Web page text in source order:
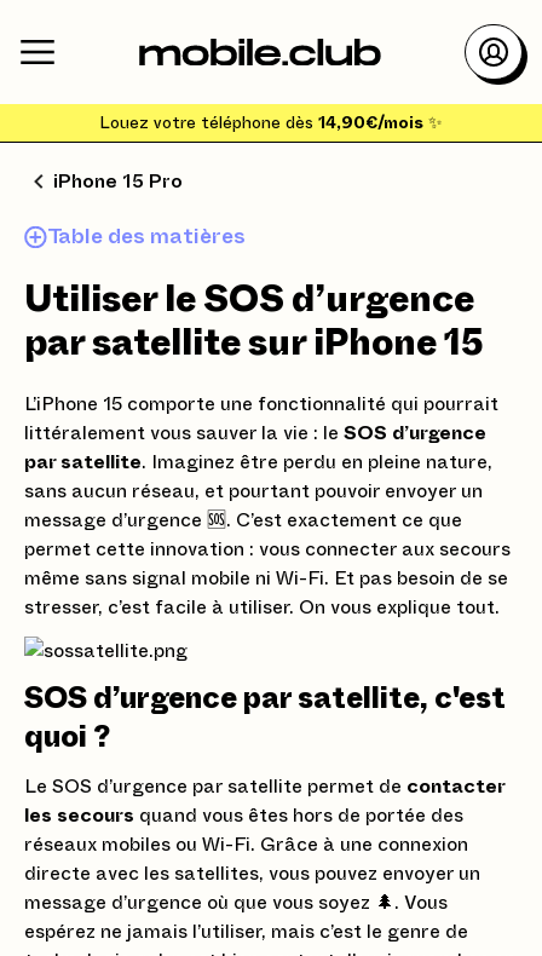
Louez votre téléphone dès 14,90€/mois ✨
iPhone 15 Pro
Table des matières
Utiliser le SOS d’urgence
par satellite sur iPhone 15
L’iPhone 15 comporte une fonctionnalité qui pourrait
littéralement vous sauver la vie : le SOS d’urgence
par satellite. Imaginez être perdu en pleine nature,
sans aucun réseau, et pourtant pouvoir envoyer un
message d’urgence 🆘. C’est exactement ce que
permet cette innovation : vous connecter aux secours
même sans signal mobile ni Wi-Fi. Et pas besoin de se
stresser, c’est facile à utiliser. On vous explique tout.
SOS d’urgence par satellite, c'est
quoi ?
Le SOS d’urgence par satellite permet de contacter
les secours quand vous êtes hors de portée des
réseaux mobiles ou Wi-Fi. Grâce à une connexion
directe avec les satellites, vous pouvez envoyer un
message d’urgence où que vous soyez 🌲. Vous
espérez ne jamais l’utiliser, mais c’est le genre de